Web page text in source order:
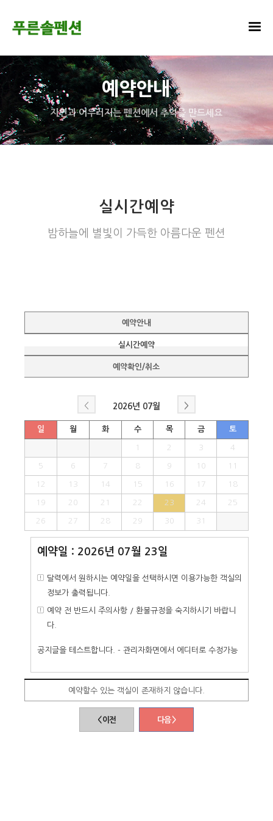
예약안내
자연과 어우러지는 펜션에서 추억을 만드세요
실시간예약
밤하늘에 별빛이 가득한 아름다운 펜션
예약안내
실시간예약
예약확인/취소
< 2026년 07월 >
일 월 화 수 목 금 토
1 2 3 4
5 6 7 8 9 10 11
12 13 14 15 16 17 18
19 20 21 22 23 24 25
26 27 28 29 30 31
예약일 : 2026년 07월 23일
달력에서 원하시는 예약일을 선택하시면 이용가능한 객실의
정보가 출력됩니다.
예약 전 반드시 주의사항 / 환불규정을 숙지하시기 바랍니
다.
공지글을 테스트합니다. - 관리자화면에서 에디터로 수정가능
예약할수 있는 객실이 존재하지 않습니다.
< 이전 다음 >